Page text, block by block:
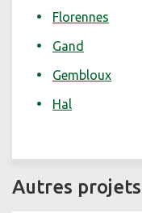
Florennes
Gand
Gembloux
Hal
Autres